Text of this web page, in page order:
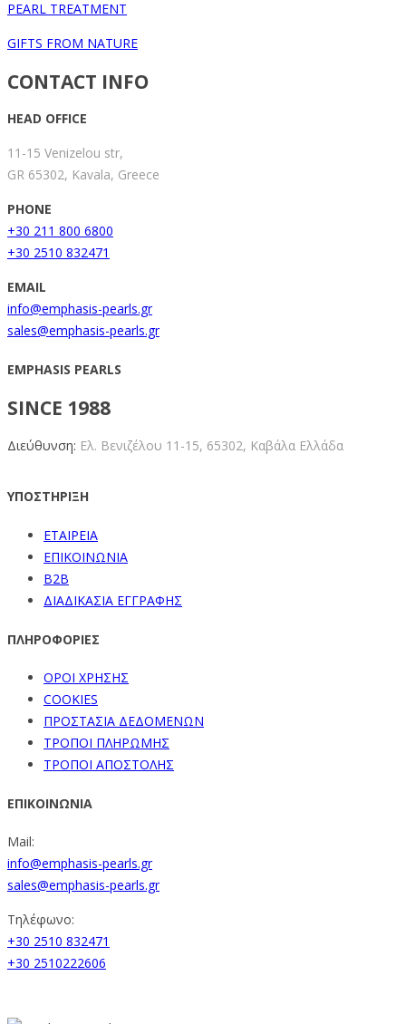
PEARL TREATMENT
GIFTS FROM NATURE
CONTACT INFO
HEAD OFFICE
11-15 Venizelou str,
GR 65302, Kavala, Greece
PHONE
+30 211 800 6800
+30 2510 832471
EMAIL
info@emphasis-pearls.gr
sales@emphasis-pearls.gr
EMPHASIS PEARLS
SINCE 1988
Διεύθυνση: Ελ. Βενιζέλου 11-15, 65302, Καβάλα Ελλάδα
ΥΠΟΣΤΗΡΙΞΗ
ΕΤΑΙΡΕΙΑ
ΕΠΙΚΟΙΝΩΝΙΑ
B2B
ΔΙΑΔΙΚΑΣΙΑ ΕΓΓΡΑΦΗΣ
ΠΛΗΡΟΦΟΡΙΕΣ
ΟΡΟΙ ΧΡΗΣΗΣ
COOKIES
ΠΡΟΣΤΑΣΙΑ ΔΕΔΟΜΕΝΩΝ
ΤΡΟΠΟΙ ΠΛΗΡΩΜΗΣ
ΤΡΟΠΟΙ ΑΠΟΣΤΟΛΗΣ
ΕΠΙΚΟΙΝΩΝΙΑ
Mail:
info@emphasis-pearls.gr
sales@emphasis-pearls.gr
Τηλέφωνο:
+30 2510 832471
+30 2510222606